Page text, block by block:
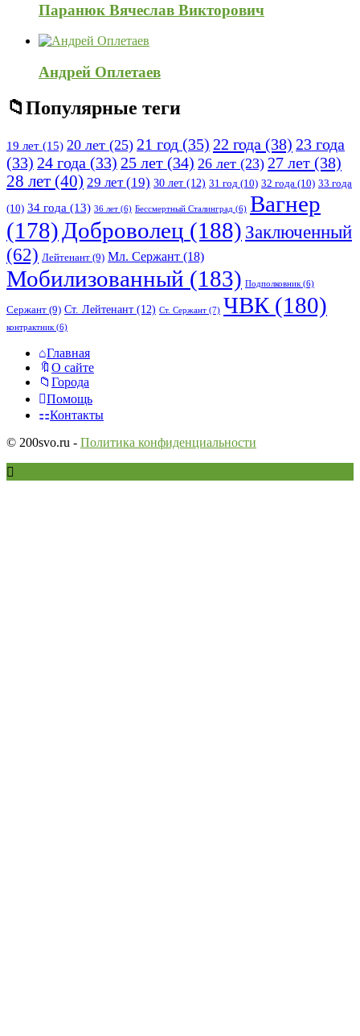
Паранюк Вячеслав Викторович
Андрей Оплетаев
Популярные теги
19 лет (15) 20 лет (25) 21 год (35) 22 года (38) 23 года
(33) 24 года (33) 25 лет (34) 26 лет (23) 27 лет (38)
28 лет (40) 29 лет(19) 30 лет (12) 31 год (10) 32 года (10) 33 года
(10) 34 года (13) 36 лет (6) Бессмертный Сталинград (6) Вагнер
(178) Доброволец (188) Заключенный
(62) Лейтенант (9) Мл. Сержант (18)
Мобилизованный (183) Подполковник (6)
Сержант (9) Ст. Лейтенант (12) Ст. Сержант (7) ЧВК (180)
контрактник (6)
Исследовать
Главная
О сайте
Города
Помощь
Контакты
© 200svo.ru - Политика конфиденциальности